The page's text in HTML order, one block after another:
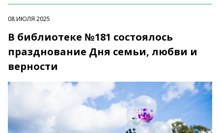
08 ИЮЛЯ 2025
В библиотеке №181 состоялось
празднование Дня семьи, любви и
верности